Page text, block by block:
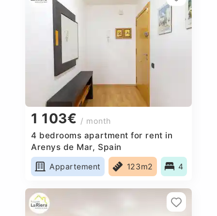
1 103€ / month
4 bedrooms apartment for rent in
Arenys de Mar, Spain
Appartement
123m2 4